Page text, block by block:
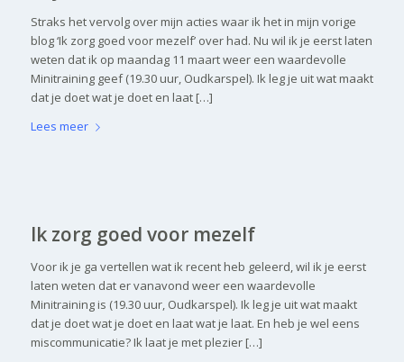
Straks het vervolg over mijn acties waar ik het in mijn vorige
blog ‘Ik zorg goed voor mezelf’ over had. Nu wil ik je eerst laten
weten dat ik op maandag 11 maart weer een waardevolle
Minitraining geef (19.30 uur, Oudkarspel). Ik leg je uit wat maakt
dat je doet wat je doet en laat […]
Lees meer
Ik zorg goed voor mezelf
Voor ik je ga vertellen wat ik recent heb geleerd, wil ik je eerst
laten weten dat er vanavond weer een waardevolle
Minitraining is (19.30 uur, Oudkarspel). Ik leg je uit wat maakt
dat je doet wat je doet en laat wat je laat. En heb je wel eens
miscommunicatie? Ik laat je met plezier […]